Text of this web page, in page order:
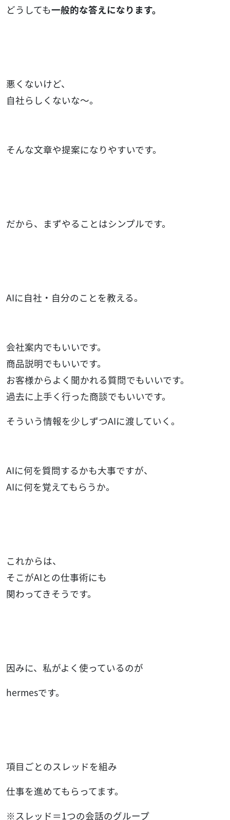
どうしても一般的な答えになります。
悪くないけど、
自社らしくないな〜。
そんな文章や提案になりやすいです。
だから、まずやることはシンプルです。
AIに自社・自分のことを教える。
会社案内でもいいです。
商品説明でもいいです。
お客様からよく聞かれる質問でもいいです。
過去に上手く行った商談でもいいです。
そういう情報を少しずつAIに渡していく。
AIに何を質問するかも大事ですが、
AIに何を覚えてもらうか。
これからは、
そこがAIとの仕事術にも
関わってきそうです。
因みに、私がよく使っているのが
hermesです。
項目ごとのスレッドを組み
仕事を進めてもらってます。
※スレッド＝1つの会話のグループ